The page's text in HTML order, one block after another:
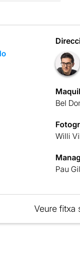
Bel
Willi
Pau Gil
Veure fitxa